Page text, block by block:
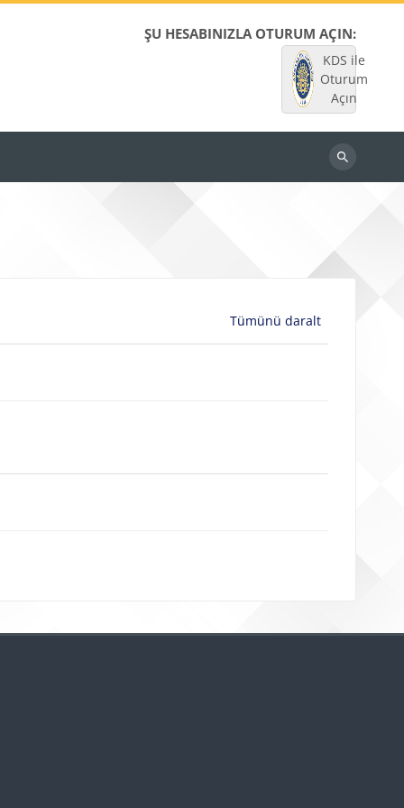
ŞU HESABINIZLA OTURUM AÇIN:
KDS ile
Oturum
Açın
Dersleri
Tümünü daralt